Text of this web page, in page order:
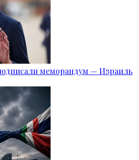
меморандум — Израиль